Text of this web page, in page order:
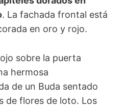
. La fachada frontal está
en oro y rojo.
sobre la puerta
hermosa
de un Buda sentado
de flores de loto. Los